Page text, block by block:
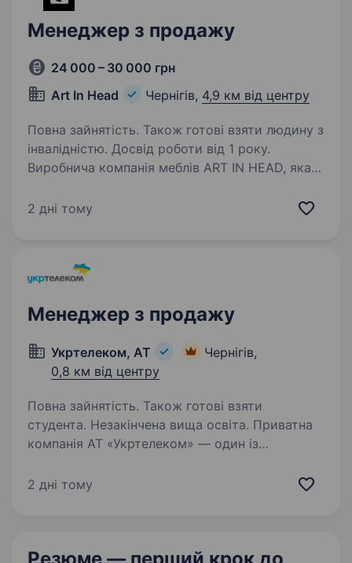
Менеджер з продажу
24 000 – 30 000 грн
Art In Head
Чернігів, 4,9 км від центру
Повна зайнятість. Також готові взяти людину з
інвалідністю. Досвід роботи від 1 року.
Виробнича компанія меблів ART IN HEAD, яка
в свою команду менеджера з продажу онлайн.
2 дні тому
Менеджер з продажу
Укртелеком, АТ
Чернігів,
0,8 км від центру
Повна зайнятість. Також готові взяти
студента. Незакінчена вища освіта. Приватна
компанія АТ «Укртелеком» — один із
України. Ми забезпечуємо наших клієнтів
2 дні тому